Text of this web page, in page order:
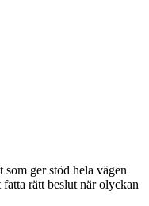
ger stöd hela vägen
rätt beslut när olyckan